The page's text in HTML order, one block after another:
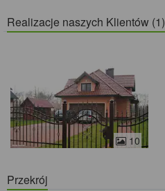
Realizacje naszych Klientów (1)
10
Przekrój